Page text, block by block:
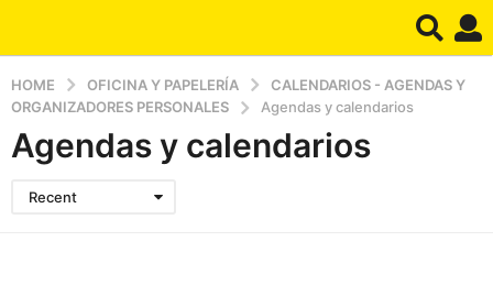
HOME OFICINA Y PAPELERÍA
CALENDARIOS - AGENDAS Y
ORGANIZADORES PERSONALES
Agendas y calendarios
Agendas y calendarios
Recent